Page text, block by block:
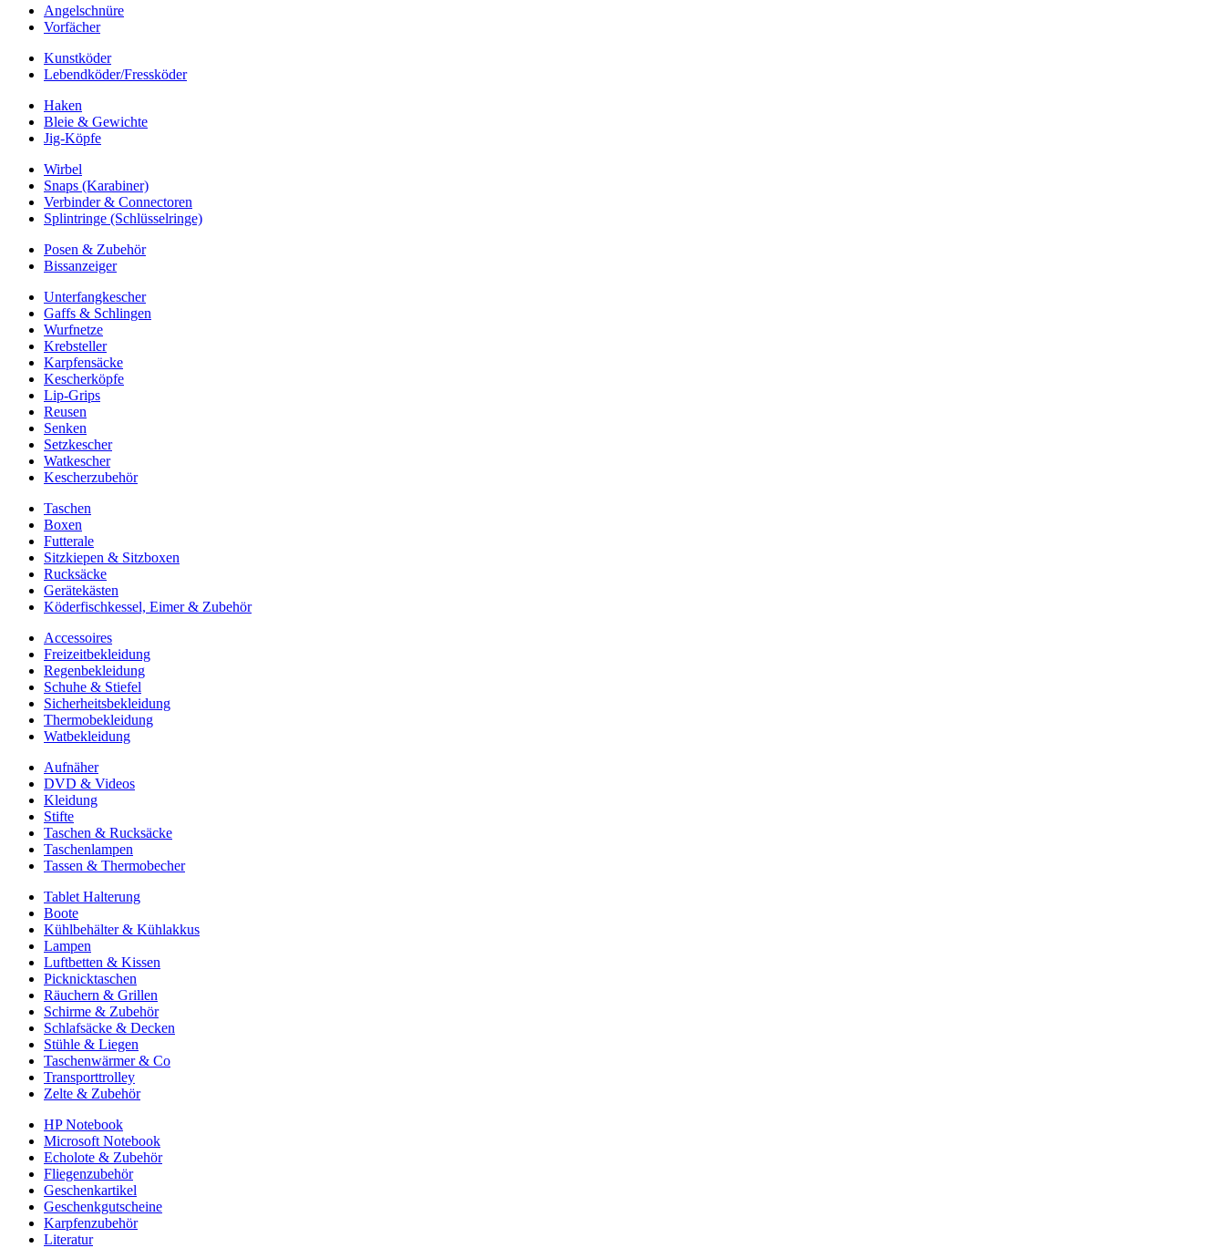
Angelschnüre
Vorfächer
Kunstköder
Lebendköder/Fressköder
Haken
Bleie & Gewichte
Jig-Köpfe
Wirbel
Snaps (Karabiner)
Verbinder & Connectoren
Splintringe (Schlüsselringe)
Posen & Zubehör
Bissanzeiger
Unterfangkescher
Gaffs & Schlingen
Wurfnetze
Krebsteller
Karpfensäcke
Kescherköpfe
Lip-Grips
Reusen
Senken
Setzkescher
Watkescher
Kescherzubehör
Taschen
Boxen
Futterale
Sitzkiepen & Sitzboxen
Rucksäcke
Gerätekästen
Köderfischkessel, Eimer & Zubehör
Accessoires
Freizeitbekleidung
Regenbekleidung
Schuhe & Stiefel
Sicherheitsbekleidung
Thermobekleidung
Watbekleidung
Aufnäher
DVD & Videos
Kleidung
Stifte
Taschen & Rucksäcke
Taschenlampen
Tassen & Thermobecher
Tablet Halterung
Boote
Kühlbehälter & Kühlakkus
Lampen
Luftbetten & Kissen
Picknicktaschen
Räuchern & Grillen
Schirme & Zubehör
Schlafsäcke & Decken
Stühle & Liegen
Taschenwärmer & Co
Transporttrolley
Zelte & Zubehör
HP Notebook
Microsoft Notebook
Echolote & Zubehör
Fliegenzubehör
Geschenkartikel
Geschenkgutscheine
Karpfenzubehör
Literatur